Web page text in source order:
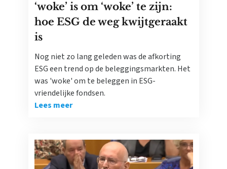
‘woke’ is om ‘woke’ te zijn:
hoe ESG de weg kwijtgeraakt
is
Nog niet zo lang geleden was de afkorting
ESG een trend op de beleggingsmarkten. Het
was 'woke' om te beleggen in ESG-
vriendelijke fondsen.
Lees meer